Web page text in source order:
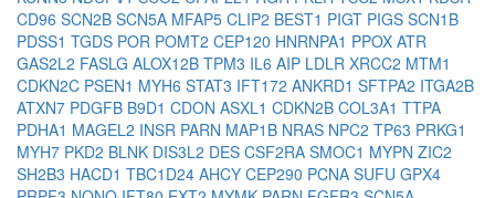
CD96 SCN2B SCN5A MFAP5 CLIP2 BEST1 PIGT PIGS SCN1B
PDSS1 TGDS POR POMT2 CEP120 HNRNPA1 PPOX ATR
GAS2L2 FASLG ALOX12B TPM3 IL6 AIP LDLR XRCC2 MTM1
CDKN2C PSEN1 MYH6 STAT3 IFT172 ANKRD1 SFTPA2 ITGA2B
ATXN7 PDGFB B9D1 CDON ASXL1 CDKN2B COL3A1 TTPA
PDHA1 MAGEL2 INSR PARN MAP1B NRAS NPC2 TP63 PRKG1
MYH7 PKD2 BLNK DIS3L2 DES CSF2RA SMOC1 MYPN ZIC2
SH2B3 HACD1 TBC1D24 AHCY CEP290 PCNA SUFU GPX4